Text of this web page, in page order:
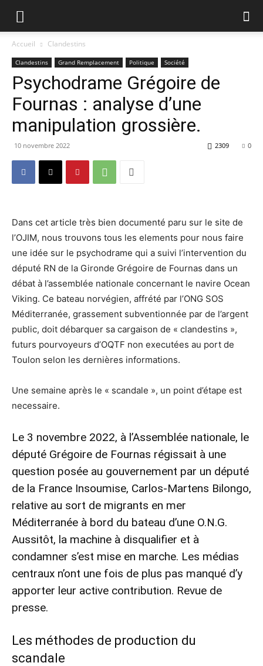
Accueil Clandestins
Clandestins Grand Remplacement Politique Société
Psychodrame Grégoire de
Fournas : analyse d’une
manipulation grossière.
10 novembre 2022 0
2309
Dans cet article très bien documenté paru sur le site de
l’OJIM, nous trouvons tous les elements pour nous faire
une idée sur le psychodrame qui a suivi l’intervention du
député RN de la Gironde Grégoire de Fournas dans un
débat à l’assemblée nationale concernant le navire Ocean
Viking. Ce bateau norvégien, affrété par l’ONG SOS
Méditerranée, grassement subventionnée par de l’argent
public, doit débarquer sa cargaison de « clandestins »,
futurs pourvoyeurs d’OQTF non executées au port de
Toulon selon les dernières informations.
Une semaine après le « scandale », un point d’étape est
necessaire.
Le 3 novembre 2022, à l’Assemblée nationale, le
député Grégoire de Fournas régissait à une
question posée au gouvernement par un député
de la France Insoumise, Carlos-Martens Bilongo,
relative au sort de migrants en mer
Méditerranée à bord du bateau d’une O.N.G.
Aussitôt, la machine à disqualifier et à
condamner s’est mise en marche. Les médias
centraux n’ont une fois de plus pas manqué d’y
apporter leur active contribution. Revue de
presse.
Les méthodes de production du
scandale